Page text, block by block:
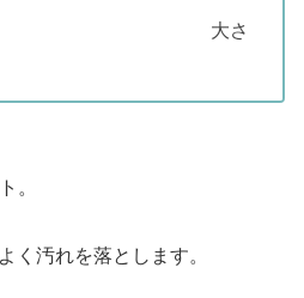
さ
。
く汚れを落とします。